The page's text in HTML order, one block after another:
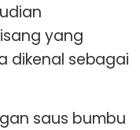
yang
dikenal sebagai
saus bumbu